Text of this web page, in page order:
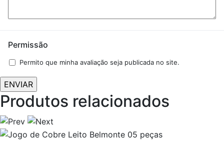
Permissão
Permito que minha avaliação seja publicada no site.
Produtos relacionados